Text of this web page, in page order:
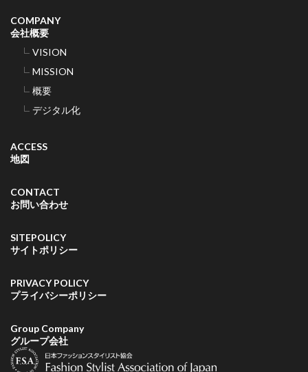
COMPANY
会社概要
VISION
MISSION
概要
デジタル化
ACCESS
地図
CONTACT
お問い合わせ
SITEPOLICY
サイトポリシー
PRIVACY POLICY
プライバシーポリシー
Group Company
グループ会社